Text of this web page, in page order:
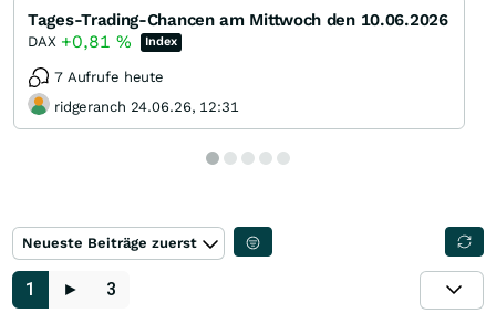
Tages-Trading-Chancen am Mittwoch den 10.06.2026
DAX +0,81 % Index
7 Aufrufe heute
ridgeranch 24.06.26, 12:31
Neueste Beiträge zuerst
1 ► 3